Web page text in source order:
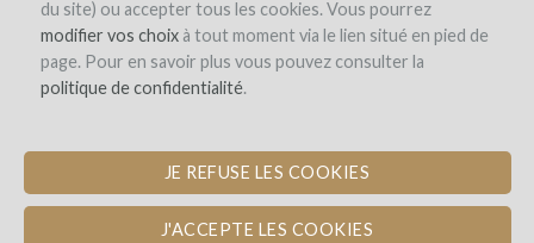
du site) ou accepter tous les cookies. Vous pourrez
modifier vos choixà tout moment via le lien situé en pied de
page. Pour en savoir plus vous pouvez consulter la
politique de confidentialité.
JE REFUSE LES COOKIES
J'ACCEPTE LES COOKIES
Bienvenue sur
LA PREMIÈRE PLATEFORME DE
CROWDFUNDING EXPERTE DU VIN